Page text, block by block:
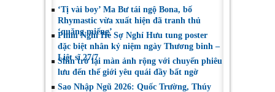
‘Tị vài boy’ Ma Bư tái ngộ Bona, bố
Rhymastic vừa xuất hiện đã tranh thủ
‘quăng miếng’
Phim Nghỉ Hè Sợ Nghỉ Hưu tung poster
đặc biệt nhân kỷ niệm ngày Thương binh –
Liệt sĩ 27/7
Shin trở lại màn ảnh rộng với chuyến phiêu
lưu đến thế giới yêu quái đầy bất ngờ
Sao Nhập Ngũ 2026: Quốc Trường, Thúy